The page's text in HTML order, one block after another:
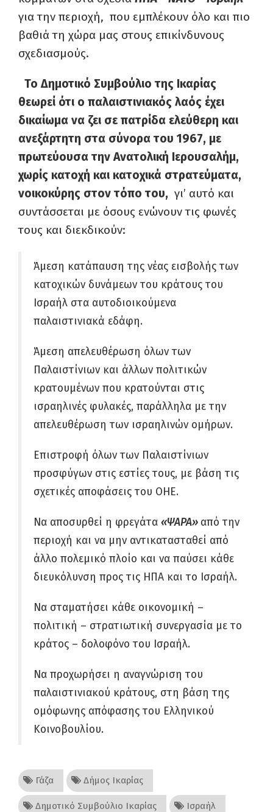
για την περιοχή, που εμπλέκουν όλο και πιο
βαθιά τη χώρα μας στους επικίνδυνους
σχεδιασμούς.
Το Δημοτικό Συμβούλιο της Ικαρίας
θεωρεί ότι ο παλαιστινιακός λαός έχει
δικαίωμα να ζει σε πατρίδα ελεύθερη και
ανεξάρτητη στα σύνορα του 1967, με
πρωτεύουσα την Ανατολική Ιερουσαλήμ,
χωρίς κατοχή και κατοχικά στρατεύματα,
νοικοκύρης στον τόπο του, γι’ αυτό και
συντάσσεται με όσους ενώνουν τις φωνές
τους και διεκδικούν:
Άμεση κατάπαυση της νέας εισβολής των
κατοχικών δυνάμεων του κράτους του
Ισραήλ στα αυτοδιοικούμενα
παλαιστινιακά εδάφη.
Άμεση απελευθέρωση όλων των
Παλαιστίνιων και άλλων πολιτικών
κρατουμένων που κρατούνται στις
ισραηλινές φυλακές, παράλληλα με την
απελευθέρωση των ισραηλινών ομήρων.
Επιστροφή όλων των Παλαιστίνιων
προσφύγων στις εστίες τους, με βάση τις
σχετικές αποφάσεις του ΟΗΕ.
Να αποσυρθεί η φρεγάτα «ΨΑΡΑ» από την
περιοχή και να μην αντικατασταθεί από
άλλο πολεμικό πλοίο και να παύσει κάθε
διευκόλυνση προς τις ΗΠΑ και το Ισραήλ.
Να σταματήσει κάθε οικονομική –
πολιτική – στρατιωτική συνεργασία με το
κράτος – δολοφόνο του Ισραήλ.
Να προχωρήσει η αναγνώριση του
παλαιστινιακού κράτους, στη βάση της
ομόφωνης απόφασης του Ελληνικού
Κοινοβουλίου.
Γάζα Δήμος Ικαρίας
Δημοτικό Συμβούλιο Ικαρίας Ισραήλ